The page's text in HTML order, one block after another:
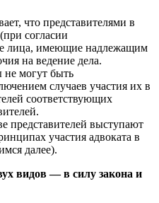
что представителями в
согласии
лица, имеющие надлежащим
на ведение дела.
не могут быть
случаев участия их в
соответствующих
представителей выступают
участия адвоката в
далее).
видов — в силу закона и